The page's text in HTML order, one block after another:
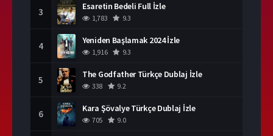
3 Esaretin Bedeli Full İzle
1,783 9.3
4 Yeniden Başlamak 2024 İzle
1,916 9.3
5 The Godfather Türkçe Dublaj İzle
338 9.2
6 Kara Şövalye Türkçe Dublaj İzle
705 9.0